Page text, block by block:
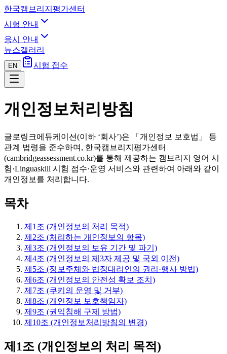
한국캠브리지평가센터
시험 안내
응시 안내
뉴스갤러리
EN 시험 접수
개인정보처리방침
글로링크에듀케이션(이하 ‘회사’)은 「개인정보 보호법」 등
관계 법령을 준수하며, 한국캠브리지평가센터
(cambridgeassessment.co.kr)를 통해 제공하는 캠브리지 영어 시
험·Linguaskill 시험 접수·운영 서비스와 관련하여 아래와 같이
개인정보를 처리합니다.
목차
제1조 (개인정보의 처리 목적)
제2조 (처리하는 개인정보의 항목)
제3조 (개인정보의 보유 기간 및 파기)
제4조 (개인정보의 제3자 제공 및 국외 이전)
제5조 (정보주체와 법정대리인의 권리·행사 방법)
제6조 (개인정보의 안전성 확보 조치)
제7조 (쿠키의 운영 및 거부)
제8조 (개인정보 보호책임자)
제9조 (권익침해 구제 방법)
제10조 (개인정보처리방침의 변경)
제1조 (개인정보의 처리 목적)